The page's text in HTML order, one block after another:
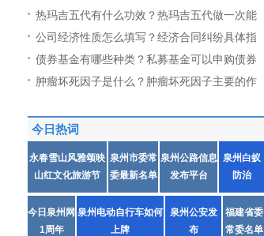
热玛吉五代有什么功效？热玛吉五代做一次能
公司经济性质怎么填写？经济合同纠纷具体指
债券基金有哪些种类？私募基金可以申购债券
肿瘤坏死因子是什么？肿瘤坏死因子主要的作
今日热词
永春雪山风雅颂映
山红文化旅游节
泉州市委常
委最新名单
泉州公路信息
发布平台
泉州白蚁
防治
今日泉州网
1周年
泉州电动自行车如何
上牌
泉州公安发
布
福建省委
常委名单